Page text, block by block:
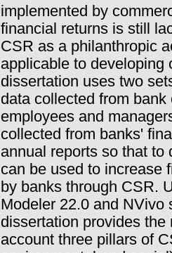
implemented by
financial returns is still
CSR as a philanthropic
applicable to developing
dissertation uses two
data collected from bank
employees and
collected from banks'
annual reports so that to
can be used to increase
by banks through CSR.
Modeler 22.0 and NVivo
dissertation provides the
account three pillars of